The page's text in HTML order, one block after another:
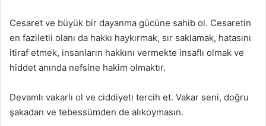
Cesaret ve büyük bir dayanma gücüne sahib ol. Cesaretin
en faziletli olanı da hakkı haykırmak, sır saklamak, hatasını
itiraf etmek, insanların hakkını vermekte insaflı olmak ve
hiddet anında nefsine hakim olmaktır.
Devamlı vakarlı ol ve ciddiyeti tercih et. Vakar seni, doğru
şakadan ve tebessümden de alıkoymasın.